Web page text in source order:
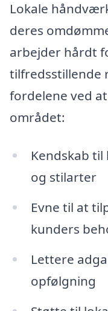
Lokale
deres
arbejder hårdt
tilfredsstillende
fordelene ved
området:
Kendskab
og stilarter
Evne til at
kunders
Lettere
opfølgning